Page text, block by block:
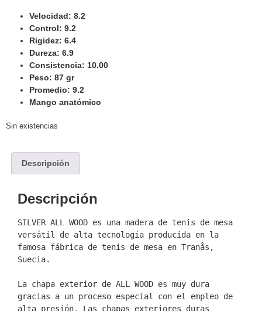
Velocidad: 8.2
Control: 9.2
Rigidez: 6.4
Dureza: 6.9
Consistencia: 10.00
Peso: 87 gr
Promedio: 9.2
Mango anatómico
Sin existencias
Descripción
Descripción
SILVER ALL WOOD es una madera de tenis de mesa
versátil de alta tecnología producida en la
famosa fábrica de tenis de mesa en Tranås,
Suecia.
La chapa exterior de ALL WOOD es muy dura
gracias a un proceso especial con el empleo de
alta presión. Las chapas exteriores duras